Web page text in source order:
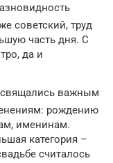
советский, труд
часть дня. С
да и
важным
рождению
именинам.
категория –
считалось